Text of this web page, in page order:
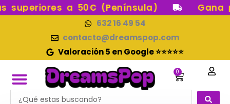
Ir
a 50€ (Península) Gana
632 16 49 54
contacto@dreamspop.com
Valoración 5 en Google ⭐⭐⭐⭐⭐
0
Carrito
Search